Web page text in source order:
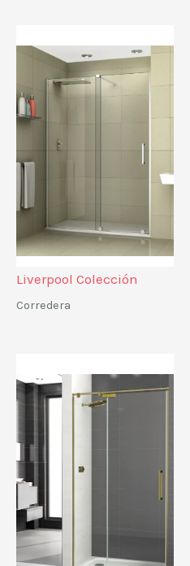
Liverpool Colección
Corredera